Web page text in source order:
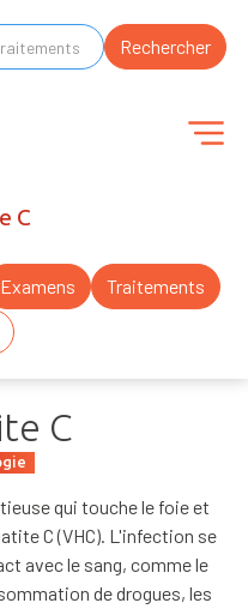
C
Examens
Traitements
C
qui touche le foie et
C (VHC). L'infection se
avec le sang, comme le
de drogues, les